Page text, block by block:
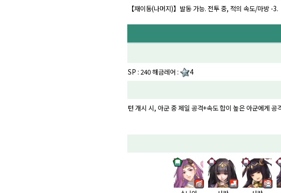
【재이동(나머지)】발동 가능. 전투 중, 적의 속도/마방 -3.
SP : 240 해금레어 : 4
턴 개시 시, 아군 중 제일 공격+속도 합이 높은 아군에게